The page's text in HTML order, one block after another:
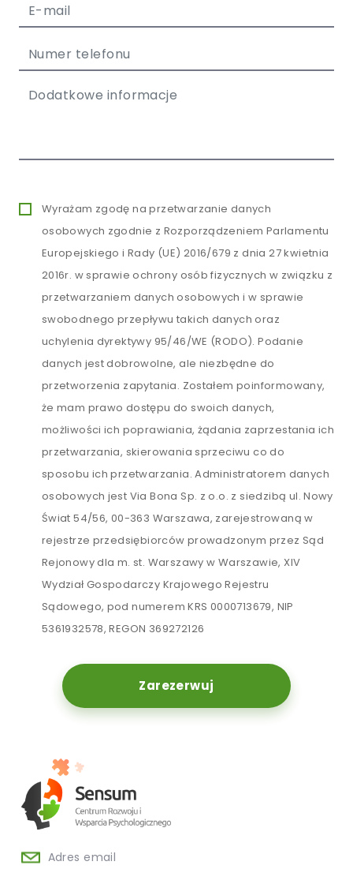
Wyrażam zgodę na przetwarzanie danych
osobowych zgodnie z Rozporządzeniem Parlamentu
Europejskiego i Rady (UE) 2016/679 z dnia 27 kwietnia
2016r. w sprawie ochrony osób fizycznych w związku z
przetwarzaniem danych osobowych i w sprawie
swobodnego przepływu takich danych oraz
uchylenia dyrektywy 95/46/WE (RODO). Podanie
danych jest dobrowolne, ale niezbędne do
przetworzenia zapytania. Zostałem poinformowany,
że mam prawo dostępu do swoich danych,
możliwości ich poprawiania, żądania zaprzestania ich
przetwarzania, skierowania sprzeciwu co do
sposobu ich przetwarzania. Administratorem danych
osobowych jest Via Bona Sp. z o.o. z siedzibą ul. Nowy
Świat 54/56, 00-363 Warszawa, zarejestrowaną w
rejestrze przedsiębiorców prowadzonym przez Sąd
Rejonowy dla m. st. Warszawy w Warszawie, XIV
Wydział Gospodarczy Krajowego Rejestru
Sądowego, pod numerem KRS 0000713679, NIP
5361932578, REGON 369272126
Zarezerwuj
Adres email